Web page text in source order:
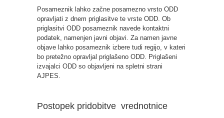
Posameznik lahko začne posamezno vrsto ODD
opravljati z dnem priglasitve te vrste ODD. Ob
priglasitvi ODD posameznik navede kontaktni
podatek, namenjen javni objavi. Za namen javne
objave lahko posameznik izbere tudi regijo, v kateri
bo pretežno opravljal priglašeno ODD. Priglašeni
izvajalci ODD so objavljeni na spletni strani
AJPES.
Postopek pridobitve vrednotnice